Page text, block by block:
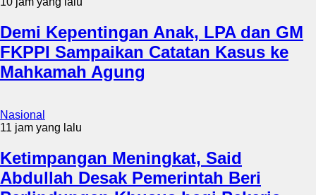
Demi Kepentingan Anak, LPA dan GM
FKPPI Sampaikan Catatan Kasus ke
Mahkamah Agung
Nasional
11 jam yang lalu
Ketimpangan Meningkat, Said
Abdullah Desak Pemerintah Beri